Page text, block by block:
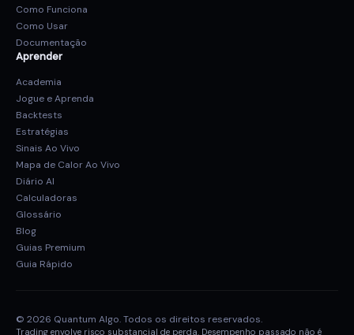
Como Funciona
Como Usar
Documentação
Aprender
Academia
Jogue e Aprenda
Backtests
Estratégias
Sinais Ao Vivo
Mapa de Calor Ao Vivo
Diário AI
Calculadoras
Glossário
Blog
Guias Premium
Guia Rápido
© 2026 Quantum Algo. Todos os direitos reservados.
Trading envolve risco substancial de perda. Desempenho passado não é